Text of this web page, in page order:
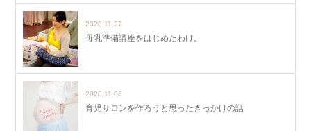
2020.11.27
母乳準備講座をはじめたわけ。
2020.11.06
育児サロンを作ろうと思ったきっかけの話